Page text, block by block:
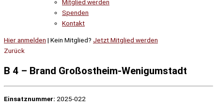
Mitglied werden
Spenden
Kontakt
Hier anmelden | Kein Mitglied? Jetzt Mitglied werden
Zurück
B 4 – Brand Großostheim-Wenigumstadt
Einsatznummer: 2025-022